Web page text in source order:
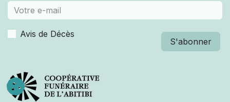
Avis de Décès
S'abonner